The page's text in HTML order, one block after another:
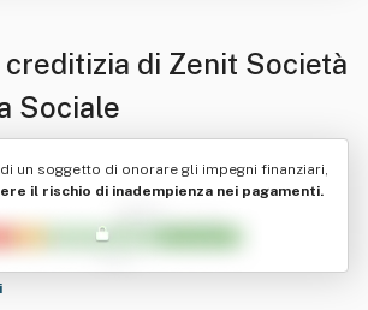
di Zenit Società
Sociale
un soggetto di onorare gli impegni finanziari,
il rischio di inadempienza nei pagamenti.